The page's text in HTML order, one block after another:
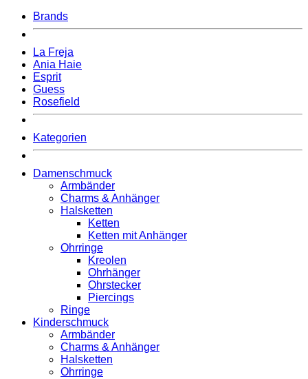
Brands
La Freja
Ania Haie
Esprit
Guess
Rosefield
Kategorien
Damenschmuck
Armbänder
Charms & Anhänger
Halsketten
Ketten
Ketten mit Anhänger
Ohrringe
Kreolen
Ohrhänger
Ohrstecker
Piercings
Ringe
Kinderschmuck
Armbänder
Charms & Anhänger
Halsketten
Ohrringe